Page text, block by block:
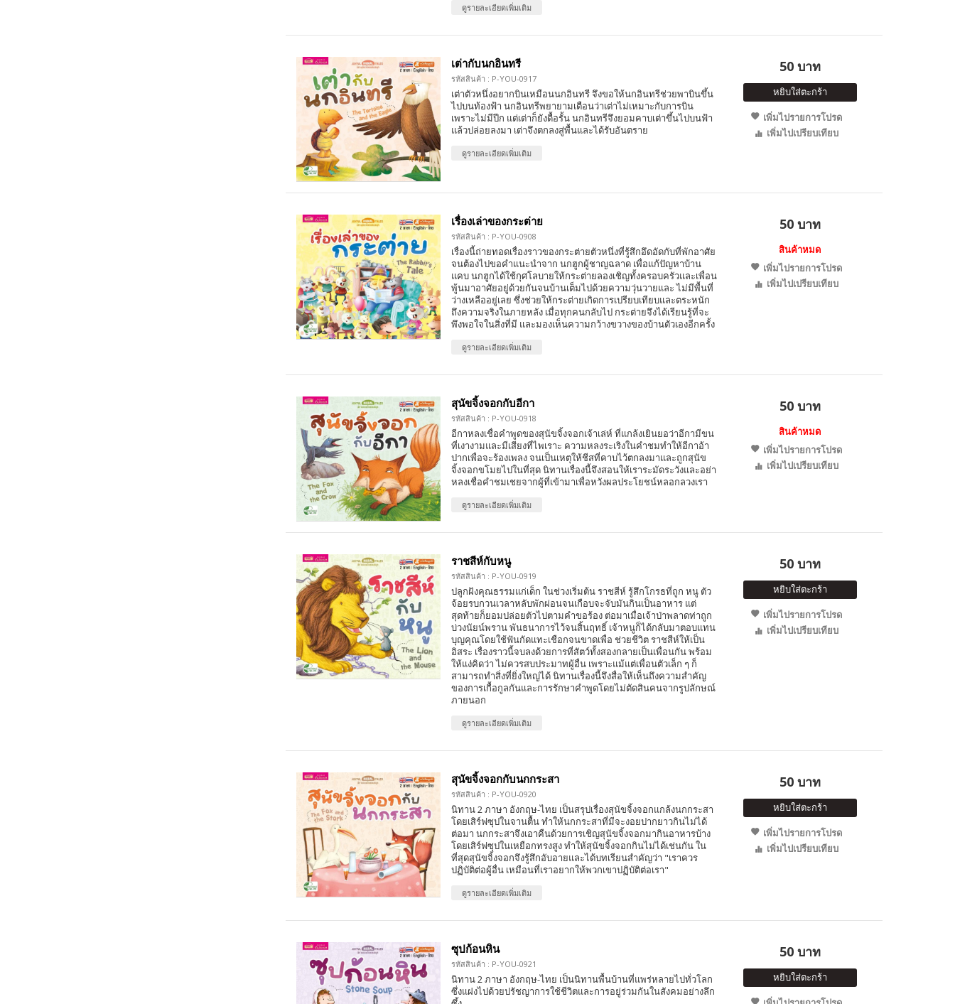
ดูรายละเอียดเพิ่มเติม
เต่ากับนกอินทรี
รหัสสินค้า : P-YOU-0917
เต่าตัวหนึ่งอยากบินเหมือนนกอินทรี จึงขอให้นกอินทรีช่วยพาบินขึ้น
ไปบนท้องฟ้า นกอินทรีพยายามเตือนว่าเต่าไม่เหมาะกับการบิน
เพราะไม่มีปีก แต่เต่าก็ยังดื้อรั้น นกอินทรีจึงยอมคาบเต่าขึ้นไปบนฟ้า
แล้วปล่อยลงมา เต่าจึงตกลงสู่พื้นและได้รับอันตราย
ดูรายละเอียดเพิ่มเติม
50 บาท
หยิบใส่ตะกร้า
เพิ่มไปรายการโปรด
เพิ่มไปเปรียบเทียบ
เรื่องเล่าของกระต่าย
รหัสสินค้า : P-YOU-0908
เรื่องนี้ถ่ายทอดเรื่องราวของกระต่ายตัวหนึ่งที่รู้สึกอึดอัดกับที่พักอาศัย
จนต้องไปขอคำแนะนำจาก นกฮูกผู้ชาญฉลาด เพื่อแก้ปัญหาบ้าน
แคบ นกฮูกได้ใช้กุศโลบายให้กระต่ายลองเชิญทั้งครอบครัวและเพื่อน
พู้นมาอาศัยอยู่ด้วยกันจนบ้านเต็มไปด้วยความวุ่นวายและ ไม่มีพื้นที่
ว่างเหลืออยู่เลย ซึ่งช่วยให้กระต่ายเกิดการเปรียบเทียบและตระหนัก
ถึงความจริงในภายหลัง เมื่อทุกคนกลับไป กระต่ายจึงได้เรียนรู้ที่จะ
พึงพอใจในสิ่งที่มี และมองเห็นความกว้างขวางของบ้านตัวเองอีกครั้ง
ดูรายละเอียดเพิ่มเติม
50 บาท
สินค้าหมด
เพิ่มไปรายการโปรด
เพิ่มไปเปรียบเทียบ
สุนัขจิ้งจอกกับอีกา
รหัสสินค้า : P-YOU-0918
อีกาหลงเชื่อคำพูดของสุนัขจิ้งจอกเจ้าเล่ห์ ที่แกล้งเยินยอว่าอีกามีขน
ที่เงางามและมีเสียงที่ไพเราะ ความหลงระเริงในคำชมทำให้อีกาอ้า
ปากเพื่อจะร้องเพลง จนเป็นเหตุให้ชีสที่คาบไว้ตกลงมาและถูกสุนัข
จิ้งจอกขโมยไปในที่สุด นิทานเรื่องนี้จึงสอนให้เราระมัดระวังและอย่า
หลงเชื่อคำชมเชยจากผู้ที่เข้ามาเพื่อหวังผลประโยชน์หลอกลวงเรา
ดูรายละเอียดเพิ่มเติม
50 บาท
สินค้าหมด
เพิ่มไปรายการโปรด
เพิ่มไปเปรียบเทียบ
ราชสีห์กับหนู
รหัสสินค้า : P-YOU-0919
ปลูกฝังคุณธรรมแก่เด็ก ในช่วงเริ่มต้น ราชสีห์ รู้สึกโกรธที่ถูก หนู ตัว
จ้อยรบกวนเวลาหลับพักผ่อนจนเกือบจะจับมันกินเป็นอาหาร แต่
สุดท้ายก็ยอมปล่อยตัวไปตามคำขอร้อง ต่อมาเมื่อเจ้าป่าพลาดท่าถูก
บ่วงนัยน์พราน พันธนาการไว้จนสิ้นฤทธิ์ เจ้าหนูก็ได้กลับมาตอบแทน
บุญคุณโดยใช้ฟันกัดแทะเชือกจนขาดเพื่อ ช่วยชีวิต ราชสีห์ให้เป็น
อิสระ เรื่องราวนี้จบลงด้วยการที่สัตว์ทั้งสองกลายเป็นเพื่อนกัน พร้อม
ให้แง่คิดว่า ไม่ควรสบประมาทผู้อื่น เพราะแม้แต่เพื่อนตัวเล็ก ๆ ก็
สามารถทำสิ่งที่ยิ่งใหญ่ได้ นิทานเรื่องนี้จึงสื่อให้เห็นถึงความสำคัญ
ของการเกื้อกูลกันและการรักษาคำพูดโดยไม่ตัดสินคนจากรูปลักษณ์
ภายนอก
ดูรายละเอียดเพิ่มเติม
50 บาท
หยิบใส่ตะกร้า
เพิ่มไปรายการโปรด
เพิ่มไปเปรียบเทียบ
สุนัขจิ้งจอกกับนกกระสา
รหัสสินค้า : P-YOU-0920
นิทาน 2 ภาษา อังกฤษ-ไทย เป็นสรุปเรื่องสุนัขจิ้งจอกแกล้งนกกระสา
โดยเสิร์ฟซุปในจานตื้น ทำให้นกกระสาที่มีจะงอยปากยาวกินไม่ได้
ต่อมา นกกระสาจึงเอาคืนด้วยการเชิญสุนัขจิ้งจอกมากินอาหารบ้าง
โดยเสิร์ฟซุปในเหยือกทรงสูง ทำให้สุนัขจิ้งจอกกินไม่ได้เช่นกัน ใน
ที่สุดสุนัขจิ้งจอกจึงรู้สึกอับอายและได้บทเรียนสำคัญว่า "เราควร
ปฏิบัติต่อผู้อื่น เหมือนที่เราอยากให้พวกเขาปฏิบัติต่อเรา"
ดูรายละเอียดเพิ่มเติม
50 บาท
หยิบใส่ตะกร้า
เพิ่มไปรายการโปรด
เพิ่มไปเปรียบเทียบ
ซุปก้อนหิน
รหัสสินค้า : P-YOU-0921
นิทาน 2 ภาษา อังกฤษ-ไทย เป็นนิทานพื้นบ้านที่แพร่หลายไปทั่วโลก
ซึ่งแฝงไปด้วยปรัชญาการใช้ชีวิตและการอยู่ร่วมกันในสังคมอย่างลึก
50 บาท
หยิบใส่ตะกร้า